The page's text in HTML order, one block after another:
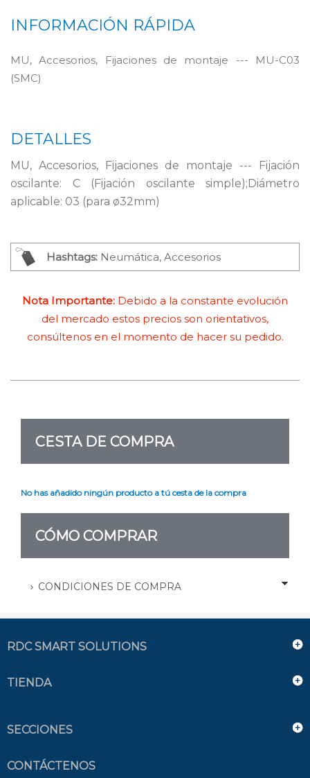
INFORMACIÓN RÁPIDA
MU, Accesorios, Fijaciones de montaje --- MU-C03
(SMC)
DETALLES
MU, Accesorios, Fijaciones de montaje --- Fijación
oscilante: C (Fijación oscilante simple);Diámetro
aplicable: 03 (para ø32mm)
Hashtags: Neumática, Accesorios
Nota Importante: Debido a la constante evolución
del mercado estos precios son orientativos,
consúltenos en el momento de hacer su pedido.
CESTA DE COMPRA
No has añadido ningún producto a tú cesta de la compra
CÓMO COMPRAR
CONDICIONES DE COMPRA
RDC SMART SOLUTIONS
TIENDA
SECCIONES
CONTÁCTENOS